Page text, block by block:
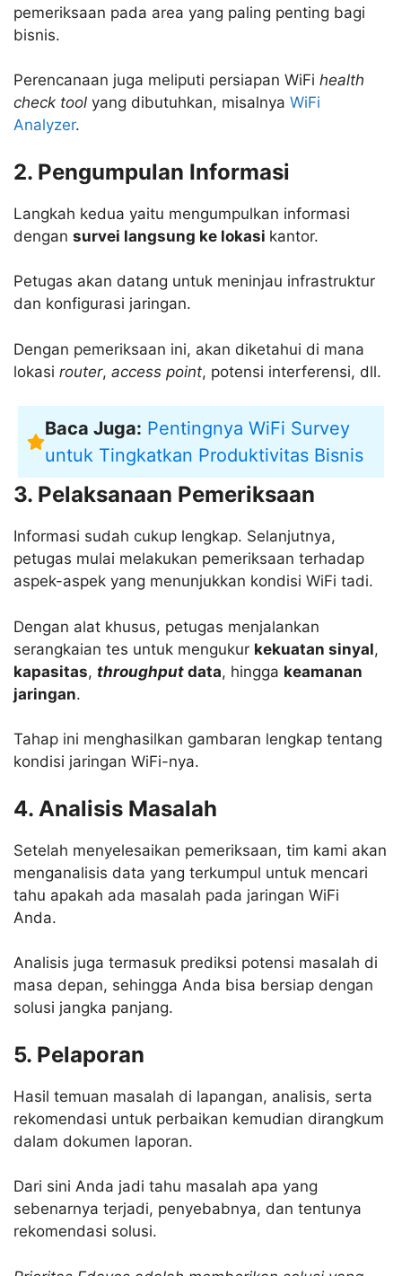
pemeriksaan pada area yang paling penting bagi
bisnis.
Perencanaan juga meliputi persiapan WiFi health
check tool yang dibutuhkan, misalnya WiFi
Analyzer.
2. Pengumpulan Informasi
Langkah kedua yaitu mengumpulkan informasi
dengan survei langsung ke lokasi kantor.
Petugas akan datang untuk meninjau infrastruktur
dan konfigurasi jaringan.
Dengan pemeriksaan ini, akan diketahui di mana
lokasi router, access point, potensi interferensi, dll.
Baca Juga: Pentingnya WiFi Survey
untuk Tingkatkan Produktivitas Bisnis
3. Pelaksanaan Pemeriksaan
Informasi sudah cukup lengkap. Selanjutnya,
petugas mulai melakukan pemeriksaan terhadap
aspek-aspek yang menunjukkan kondisi WiFi tadi.
Dengan alat khusus, petugas menjalankan
serangkaian tes untuk mengukur kekuatan sinyal,
kapasitas, throughput data, hingga keamanan
jaringan.
Tahap ini menghasilkan gambaran lengkap tentang
kondisi jaringan WiFi-nya.
4. Analisis Masalah
Setelah menyelesaikan pemeriksaan, tim kami akan
menganalisis data yang terkumpul untuk mencari
tahu apakah ada masalah pada jaringan WiFi
Anda.
Analisis juga termasuk prediksi potensi masalah di
masa depan, sehingga Anda bisa bersiap dengan
solusi jangka panjang.
5. Pelaporan
Hasil temuan masalah di lapangan, analisis, serta
rekomendasi untuk perbaikan kemudian dirangkum
dalam dokumen laporan.
Dari sini Anda jadi tahu masalah apa yang
sebenarnya terjadi, penyebabnya, dan tentunya
rekomendasi solusi.